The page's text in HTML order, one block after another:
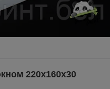
220х160х30